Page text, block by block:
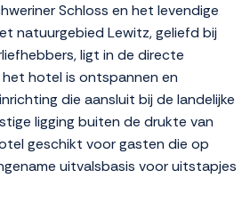
Schloss en het levendige
natuurgebied Lewitz, geliefd bij
ligt in de directe
het hotel is ontspannen en
die aansluit bij de landelijke
ligging buiten de drukte van
geschikt voor gasten die op
uitvalsbasis voor uitstapjes